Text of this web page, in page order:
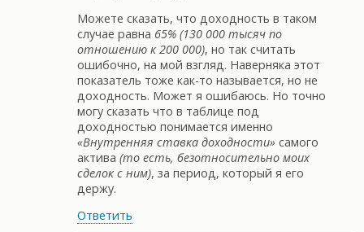
Можете сказать, что доходность в таком
случае равна 65% (130 000 тысяч по
отношению к 200 000), но так считать
ошибочно, на мой взгляд. Наверняка этот
показатель тоже как-то называется, но не
доходность. Может я ошибаюсь. Но точно
могу сказать что в таблице под
доходностью понимается именно
«Внутренняя ставка доходности» самого
актива (то есть, безотносительно моих
сделок с ним), за период, который я его
держу.
Ответить